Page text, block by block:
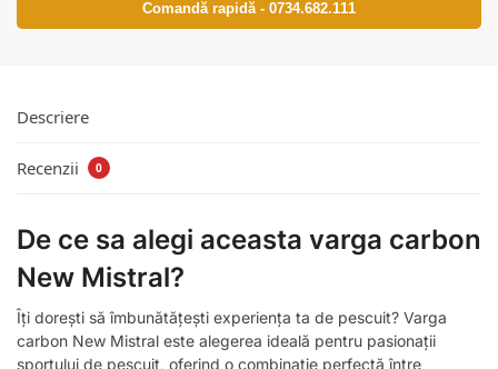
Comandă rapidă - 0734.682.111
Descriere
Recenzii 0
De ce sa alegi aceasta varga carbon
New Mistral?
Îți dorești să îmbunătățești experiența ta de pescuit? Varga
carbon New Mistral este alegerea ideală pentru pasionații
sportului de pescuit, oferind o combinație perfectă între